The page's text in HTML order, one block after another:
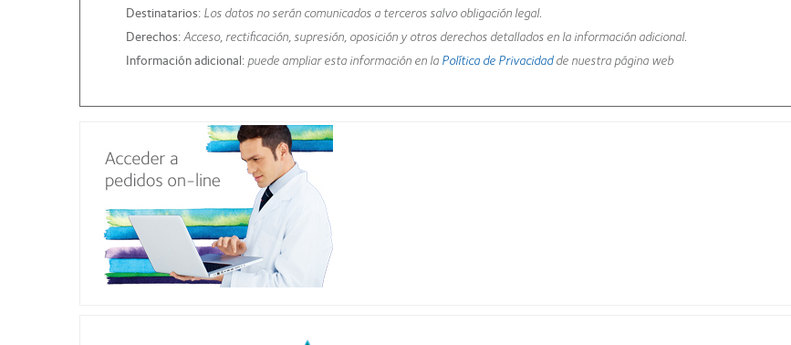
Destinatarios:Los datos no serán comunicados a terceros salvo obligación legal.
Derechos:Acceso, rectificación, supresión, oposición y otros derechos detallados en la información adicional.
Información adicional:puede ampliar esta información en laPolítica de Privacidadde nuestra página web